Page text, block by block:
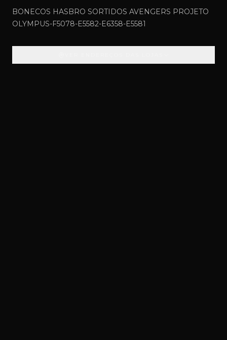
BONECOS HASBRO SORTIDOS AVENGERS PROJETO
OLYMPUS-F5078-E5582-E6358-E5581